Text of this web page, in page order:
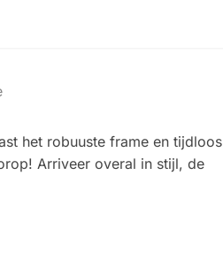
het robuuste frame en tijdloos
Arriveer overal in stijl, de